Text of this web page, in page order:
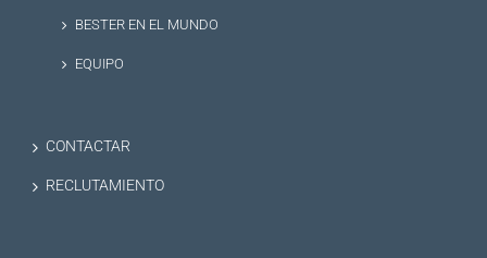
BESTER EN EL MUNDO
EQUIPO
CONTACTAR
RECLUTAMIENTO